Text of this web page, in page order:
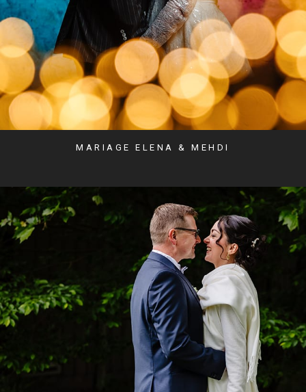
MARIAGE ELENA & MEHDI